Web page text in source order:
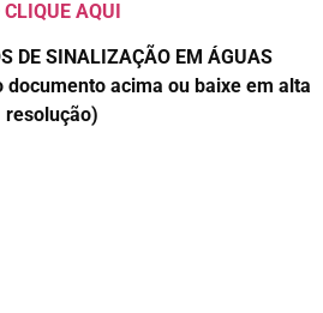
CLIQUE AQUI
DE SINALIZAÇÃO EM ÁGUAS
documento acima ou baixe em alta
resolução)